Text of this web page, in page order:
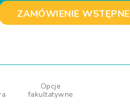
ZAMÓWIENIE WSTĘPNE
Opcje
fakultatywne